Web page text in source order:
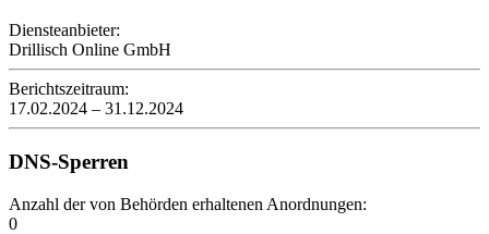
Diensteanbieter:
Drillisch Online GmbH
Berichtszeitraum:
17.02.2024 – 31.12.2024
DNS-Sperren
Anzahl der von Behörden erhaltenen Anordnungen:
0